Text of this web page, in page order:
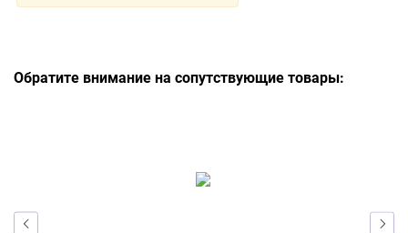
Обратите внимание на сопутствующие товары: